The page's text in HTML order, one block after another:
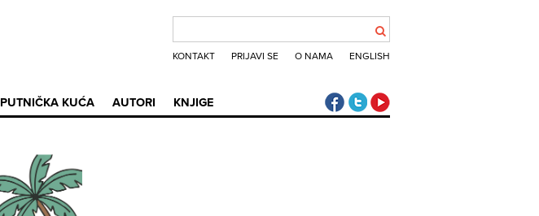
KONTAKT PRIJAVI SE O NAMA ENGLISH
PUTNIČKA KUĆA AUTORI KNJIGE Klub putnika Facebook
Klub putnika Twitter